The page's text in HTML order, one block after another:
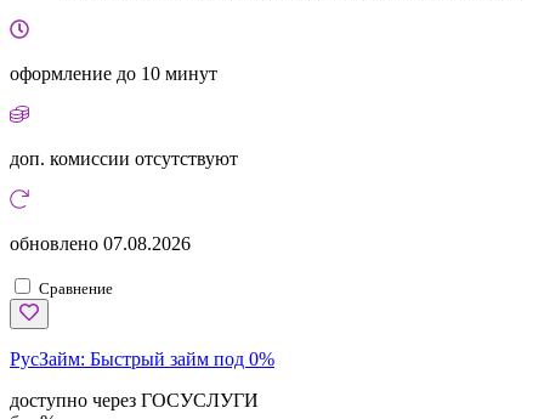
оформление до 10 минут
доп. комиссии отсутствуют
обновлено 07.08.2026
Сравнение
РусЗайм: Быстрый займ под 0%
доступно через ГОСУСЛУГИ